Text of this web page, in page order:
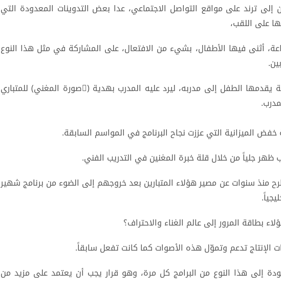
إلى ترند على مواقع التواصل الاجتماعي، عدا بعض التدوينات المعدودة التي
على اللقب،
أثنى فيها الأطفال، بشيء من الافتعال، على المشاركة في مثل هذا النوع
الطفل إلى مدربه، ليرد عليه المدرب بهدية (ًصورة المغني) للمتباري
الميزانية التي عززت نجاح البرنامج في المواسم السابقة.
ظهر جلياً من خلال قلة خبرة المغنين في التدريب الفني.
منذ سنوات عن مصير هؤلاء المتبارين بعد خروجهم إلى الضوء من برنامج شهير
بطاقة المرور إلى عالم الغناء والاحتراف؟
تدعم وتموّل هذه الأصوات كما كانت تفعل سابقاً.
إلى هذا النوع من البرامج كل مرة، وهو قرار يجب أن يعتمد على مزيد من